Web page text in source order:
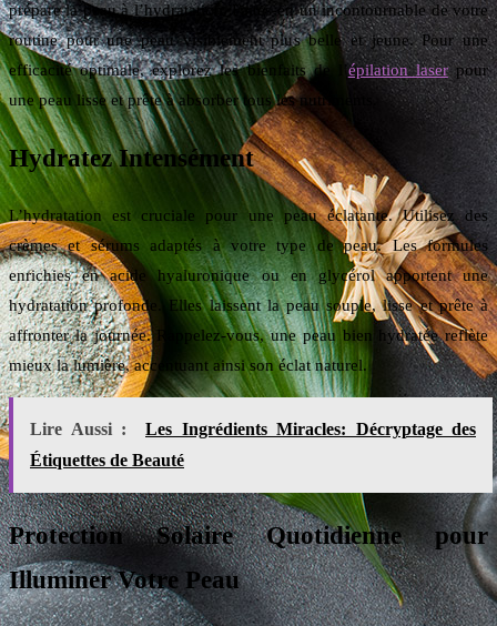
prépare la peau à l’hydratation. Faites-en un incontournable de votre
routine pour une peau visiblement plus belle et jeune. Pour une
efficacité optimale, explorez les bienfaits de l’ épilation laserpour
une peau lisse et prête à absorber tous les nutriments.
Hydratez Intensément
L’hydratation est cruciale pour une peau éclatante. Utilisez des
crèmes et sérums adaptés à votre type de peau. Les formules
enrichies en acide hyaluronique ou en glycérol apportent une
hydratation profonde. Elles laissent la peau souple, lisse et prête à
affronter la journée. Rappelez-vous, une peau bien hydratée reflète
mieux la lumière, accentuant ainsi son éclat naturel.
Lire Aussi :
Les Ingrédients Miracles: Décryptage des
Étiquettes de Beauté
Protection Solaire Quotidienne pour
Illuminer Votre Peau